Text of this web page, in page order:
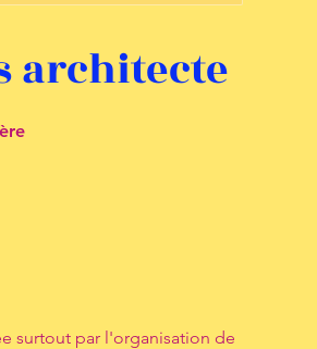
architecte
surtout par l'organisation de